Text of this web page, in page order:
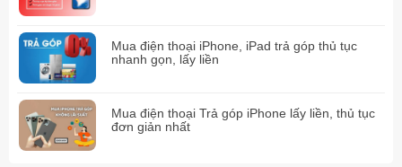
Mua điện thoại iPhone, iPad trả góp thủ tục
nhanh gọn, lấy liền
Mua điện thoại Trả góp iPhone lấy liền, thủ tục
đơn giản nhất